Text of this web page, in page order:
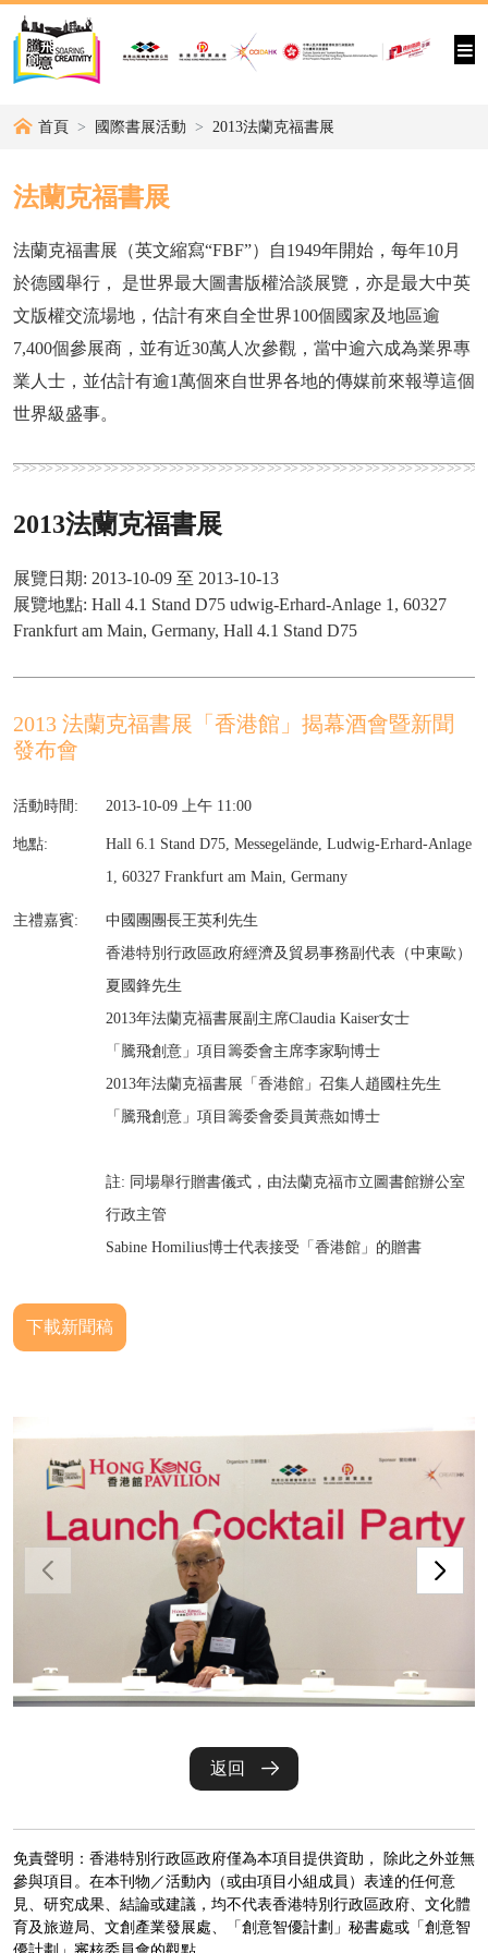
首頁 國際書展活動 2013法蘭克福書展
法蘭克福書展
法蘭克福書展（英文縮寫“FBF”）自1949年開始，每年10月
於德國舉行， 是世界最大圖書版權洽談展覽，亦是最大中英
文版權交流場地，估計有來自全世界100個國家及地區逾
7,400個參展商，並有近30萬人次參觀，當中逾六成為業界專
業人士，並估計有逾1萬個來自世界各地的傳媒前來報導這個
世界級盛事。
2013法蘭克福書展
展覽日期: 2013-10-09 至 2013-10-13
展覽地點: Hall 4.1 Stand D75 udwig-Erhard-Anlage 1, 60327
Frankfurt am Main, Germany, Hall 4.1 Stand D75
2013 法蘭克福書展「香港館」揭幕酒會暨新聞
發布會
活動時間: 2013-10-09 上午 11:00
地點:
Hall 6.1 Stand D75, Messegelände, Ludwig-Erhard-Anlage
1, 60327 Frankfurt am Main, Germany
主禮嘉賓:
中國團團長王英利先生
香港特別行政區政府經濟及貿易事務副代表（中東歐）
夏國鋒先生
2013年法蘭克福書展副主席Claudia Kaiser女士
「騰飛創意」項目籌委會主席李家駒博士
2013年法蘭克福書展「香港館」召集人趙國柱先生
「騰飛創意」項目籌委會委員黃燕如博士
註: 同場舉行贈書儀式，由法蘭克福市立圖書館辦公室
行政主管
Sabine Homilius博士代表接受「香港館」的贈書
下載新聞稿
返回
免責聲明：香港特別行政區政府僅為本項目提供資助， 除此之外並無
參與項目。在本刊物／活動內（或由項目小組成員）表達的任何意
見、研究成果、結論或建議，均不代表香港特別行政區政府、文化體
育及旅遊局、文創產業發展處、「創意智優計劃」秘書處或「創意智